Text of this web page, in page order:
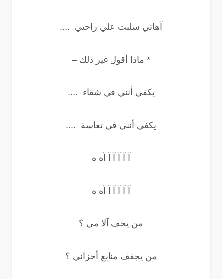
آهاتي سلبت علي راحتي ....
* ماذا أقول غير ذلك –
يكفي أنني في شقاء ....
يكفي أنني في تعاسة ....
آ آ آ آ آ آه ه
آ آ آ آ آ آه ه
من يخف آلا مي ؟
من يجفف منابع أحزاني ؟